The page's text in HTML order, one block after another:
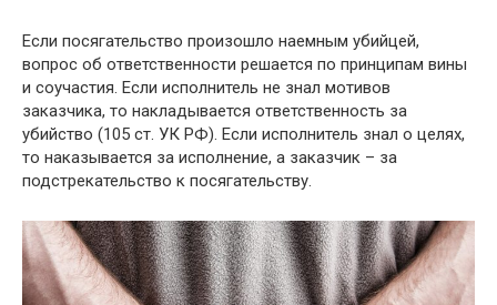
Если посягательство произошло наемным убийцей,
вопрос об ответственности решается по принципам вины
и соучастия. Если исполнитель не знал мотивов
заказчика, то накладывается ответственность за
убийство (105 ст. УК РФ). Если исполнитель знал о целях,
то наказывается за исполнение, а заказчик – за
подстрекательство к посягательству.